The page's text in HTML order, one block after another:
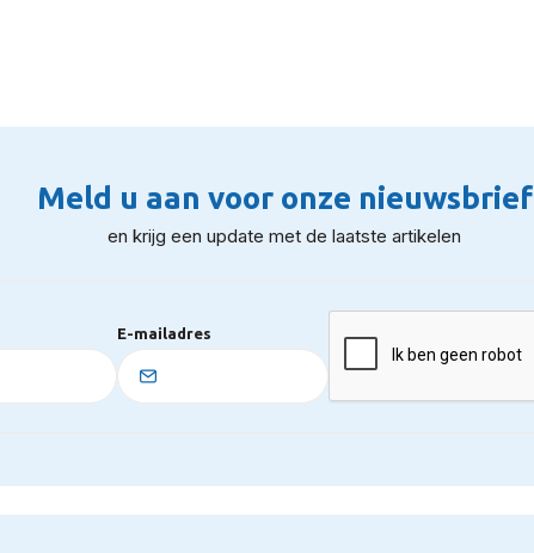
Meld u aan voor onze nieuwsbrief
en krijg een update met de laatste artikelen
E-mailadres